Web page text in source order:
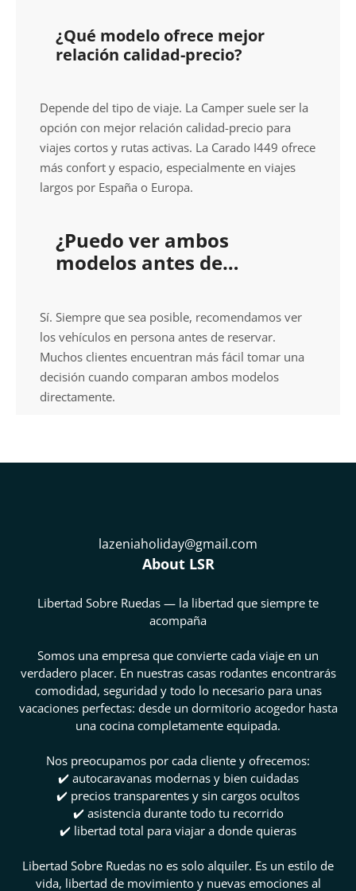
¿Qué modelo ofrece mejor
relación calidad-precio?
Depende del tipo de viaje. La Camper suele ser la
opción con mejor relación calidad-precio para
viajes cortos y rutas activas. La Carado I449 ofrece
más confort y espacio, especialmente en viajes
largos por España o Europa.
¿Puedo ver ambos
modelos antes de
Sí. Siempre que sea posible, recomendamos ver
los vehículos en persona antes de reservar.
Muchos clientes encuentran más fácil tomar una
decisión cuando comparan ambos modelos
directamente.
lazeniaholiday@gmail.com
About LSR
Libertad Sobre Ruedas — la libertad que siempre te
acompaña
Somos una empresa que convierte cada viaje en un
verdadero placer. En nuestras casas rodantes encontrarás
comodidad, seguridad y todo lo necesario para unas
vacaciones perfectas: desde un dormitorio acogedor hasta
una cocina completamente equipada.
Nos preocupamos por cada cliente y ofrecemos:
✔️ autocaravanas modernas y bien cuidadas
✔️ precios transparentes y sin cargos ocultos
✔️ asistencia durante todo tu recorrido
✔️ libertad total para viajar a donde quieras
Libertad Sobre Ruedas no es solo alquiler. Es un estilo de
vida, libertad de movimiento y nuevas emociones al